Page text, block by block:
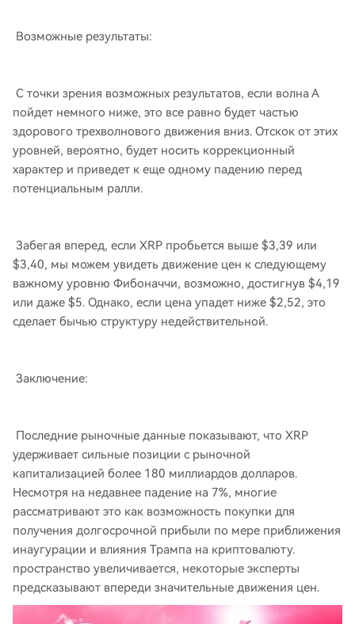
Возможные результаты:
С точки зрения возможных результатов, если волна А
пойдет немного ниже, это все равно будет частью
здорового трехволнового движения вниз. Отскок от этих
уровней, вероятно, будет носить коррекционный
характер и приведет к еще одному падению перед
потенциальным ралли.
Забегая вперед, если XRP пробьется выше $3,39 или
$3,40, мы можем увидеть движение цен к следующему
важному уровню Фибоначчи, возможно, достигнув $4,19
или даже $5. Однако, если цена упадет ниже $2,52, это
сделает бычью структуру недействительной.
Заключение:
Последние рыночные данные показывают, что XRP
удерживает сильные позиции с рыночной
капитализацией более 180 миллиардов долларов.
Несмотря на недавнее падение на 7%, многие
рассматривают это как возможность покупки для
получения долгосрочной прибыли по мере приближения
инаугурации и влияния Трампа на криптовалюту.
пространство увеличивается, некоторые эксперты
предсказывают впереди значительные движения цен.